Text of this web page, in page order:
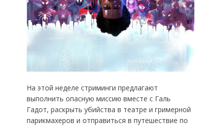
На этой неделе стриминги предлагают
выполнить опасную миссию вместе с Галь
Гадот, раскрыть убийства в театре и гримерной
парикмахеров и отправиться в путешествие по